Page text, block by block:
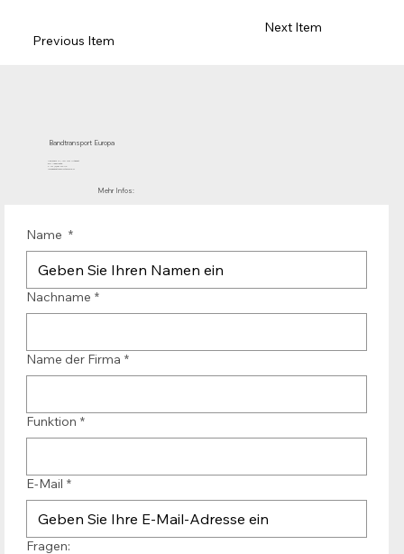
Previous Item
Next Item
Bandtransport Europa
Mühlenhof 12 | 1911 DB Uitgeest
die Niederlande
T.:+31 (0)251 319 119
info@bandtransporteurope.nl
Mehr Infos:
Name *
Nachname *
Name der Firma *
Funktion *
E-Mail *
Fragen: